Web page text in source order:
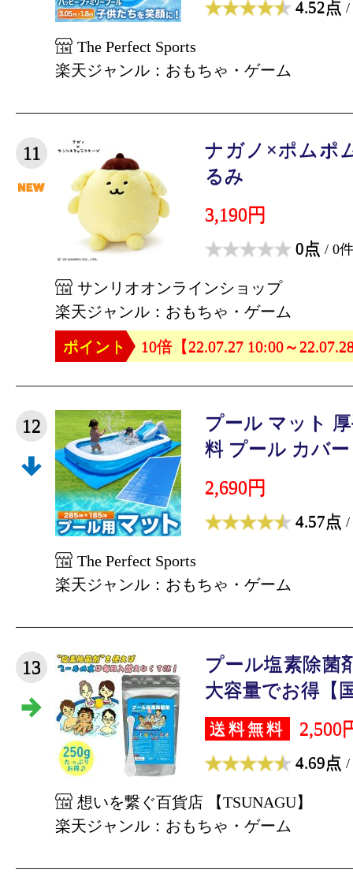
4.52点 /
The Perfect Sports
楽天ジャンル：おもちゃ・ゲーム
11
ナガノ×ポムポ
るみ
3,190円
0点 / 0件
サンリオオンラインショップ
楽天ジャンル：おもちゃ・ゲーム
ポイント
10倍【22.07.27 10:00～
12
プール マット
料 プール カバ
2,690円
4.57点 /
The Perfect Sports
楽天ジャンル：おもちゃ・ゲーム
13
プール塩素除菌
大容量でお得【
送料無料 2,500
4.69点 /
想いを繋ぐ百貨店 【TSUNAGU】
楽天ジャンル：おもちゃ・ゲーム